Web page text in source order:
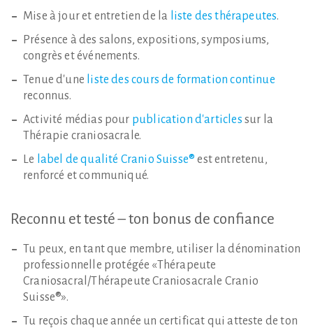
Mise à jour et entretien de la
liste des thérapeutes.
Présence à des salons, expositions, symposiums,
congrès et événements.
Tenue d'une liste des cours de formation continue
reconnus.
Activité médias pour publication d'articles sur la
Thérapie craniosacrale.
Le label de qualité Cranio Suisse® est entretenu,
renforcé et communiqué.
Reconnu ettesté–ton bonus de confiance
Tu peux, en tant que membre, utiliser la dénomination
professionnelle protégée «Thérapeute
Craniosacral/Thérapeute Craniosacrale Cranio
Suisse®».
Tu reçois chaque année un certificat qui atteste de ton